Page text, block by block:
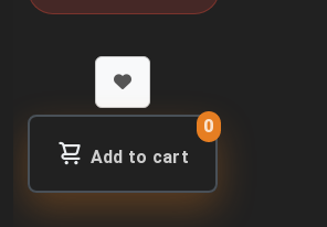
Add to cart
0